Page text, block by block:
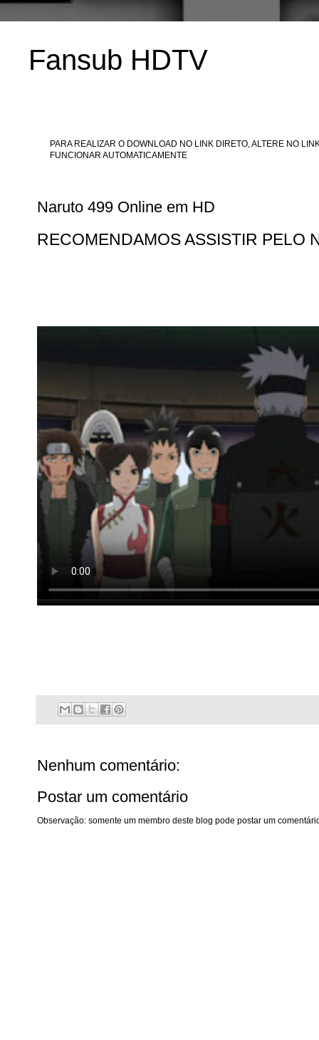
Fansub HDTV
PARA REALIZAR O DOWNLOAD NO LINK DIRETO, ALTERE NO
FUNCIONAR AUTOMATICAMENTE
Naruto 499 Online em HD
RECOMENDAMOS ASSISTIR PELO
Nenhum comentário:
Postar um comentário
Observação: somente um membro deste blog pode postar um